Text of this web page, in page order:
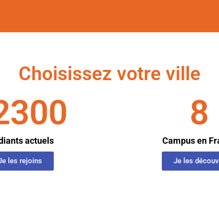
Choisissez votre ville
actuels
les rejoins
Campus en
8
Je les